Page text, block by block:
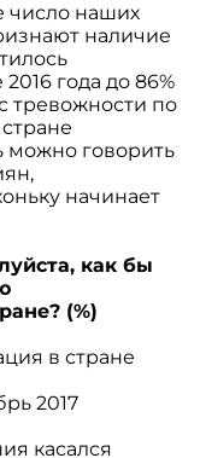
число наших
наличие
года до 86%
тревожности по
можно говорить
начинает
как бы
(%)
2017
касался